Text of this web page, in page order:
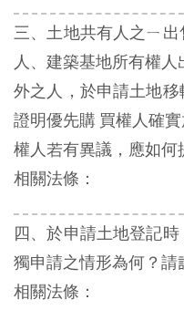
三、土地共有人之ㄧ
人、建築基地所有權
外之人，於申請土地
證明優先購 買權人確
權人若有異議，應如何
相關法條：
四、於申請土地登記
獨申請之情形為何？請
相關法條：